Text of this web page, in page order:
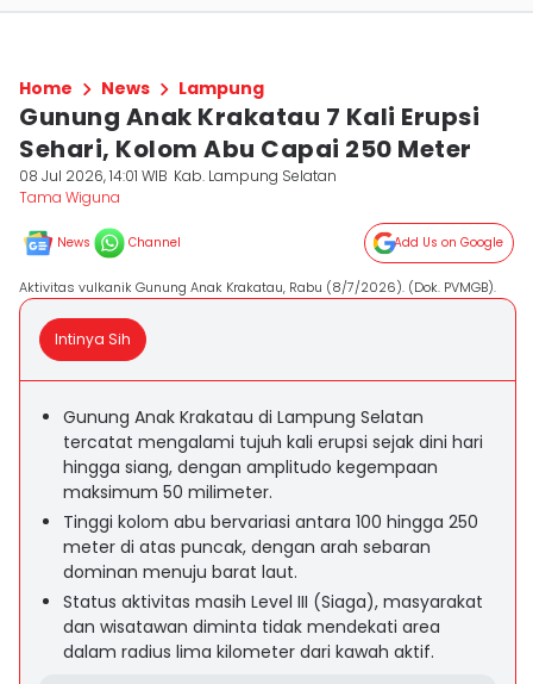
Home News Lampung
Gunung Anak Krakatau 7 Kali Erupsi
Sehari, Kolom Abu Capai 250 Meter
08 Jul 2026, 14:01 WIB Kab. Lampung Selatan
Tama Wiguna
News Channel Add Us on Google
Aktivitas vulkanik Gunung Anak Krakatau, Rabu (8/7/2026). (Dok. PVMGB).
Intinya Sih
Gunung Anak Krakatau di Lampung Selatan
tercatat mengalami tujuh kali erupsi sejak dini hari
hingga siang, dengan amplitudo kegempaan
maksimum 50 milimeter.
Tinggi kolom abu bervariasi antara 100 hingga 250
meter di atas puncak, dengan arah sebaran
dominan menuju barat laut.
Status aktivitas masih Level III (Siaga), masyarakat
dan wisatawan diminta tidak mendekati area
dalam radius lima kilometer dari kawah aktif.